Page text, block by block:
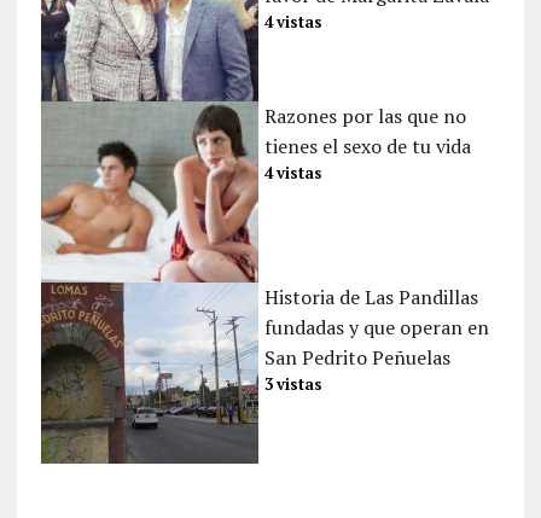
4 vistas
Razones por las que no
tienes el sexo de tu vida
4 vistas
Historia de Las Pandillas
fundadas y que operan en
San Pedrito Peñuelas
3 vistas